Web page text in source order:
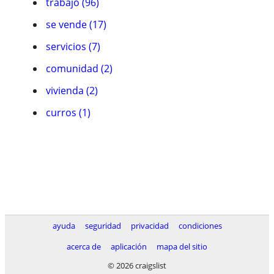
se vende (17)
servicios (7)
comunidad (2)
vivienda (2)
curros (1)
ayuda seguridad privacidad
condiciones
acerca de
aplicación
mapa del sitio
© 2026 craigslist